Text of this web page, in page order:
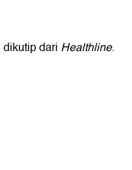
dari Healthline.